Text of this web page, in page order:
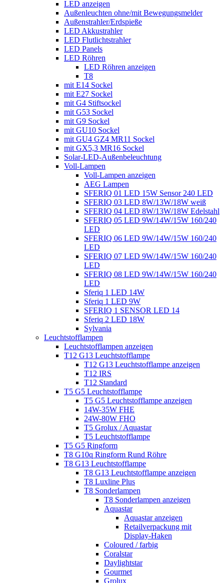
LED anzeigen
Außenleuchten ohne/mit Bewegungsmelder
Außenstrahler/Erdspieße
LED Akkustrahler
LED Flutlichtstrahler
LED Panels
LED Röhren
LED Röhren anzeigen
T8
mit E14 Sockel
mit E27 Sockel
mit G4 Stiftsockel
mit G53 Sockel
mit G9 Sockel
mit GU10 Sockel
mit GU4 GZ4 MR11 Sockel
mit GX5,3 MR16 Sockel
Solar-LED-Außenbeleuchtung
Voll-Lampen
Voll-Lampen anzeigen
AEG Lampen
SFERIQ 01 LED 15W Sensor 240 LED
SFERIQ 03 LED 8W/13W/18W weiß
SFERIQ 04 LED 8W/13W/18W Edelstahl
SFERIQ 05 LED 9W/14W/15W 160/240
LED
SFERIQ 06 LED 9W/14W/15W 160/240
LED
SFERIQ 07 LED 9W/14W/15W 160/240
LED
SFERIQ 08 LED 9W/14W/15W 160/240
LED
Sferiq 1 LED 14W
Sferiq 1 LED 9W
SFERIQ 1 SENSOR LED 14
Sferiq 2 LED 18W
Sylvania
Leuchtstofflampen
Leuchtstofflampen anzeigen
T12 G13 Leuchtstofflampe
T12 G13 Leuchtstofflampe anzeigen
T12 IRS
T12 Standard
T5 G5 Leuchtstofflampe
T5 G5 Leuchtstofflampe anzeigen
14W-35W FHE
24W-80W FHO
T5 Grolux / Aquastar
T5 Leuchtstofflampe
T5 G5 Ringform
T8 G10q Ringform Rund Röhre
T8 G13 Leuchtstofflampe
T8 G13 Leuchtstofflampe anzeigen
T8 Luxline Plus
T8 Sonderlampen
T8 Sonderlampen anzeigen
Aquastar
Aquastar anzeigen
Retailverpackung mit
Display-Haken
Coloured / farbig
Coralstar
Daylightstar
Gourmet
Grolux